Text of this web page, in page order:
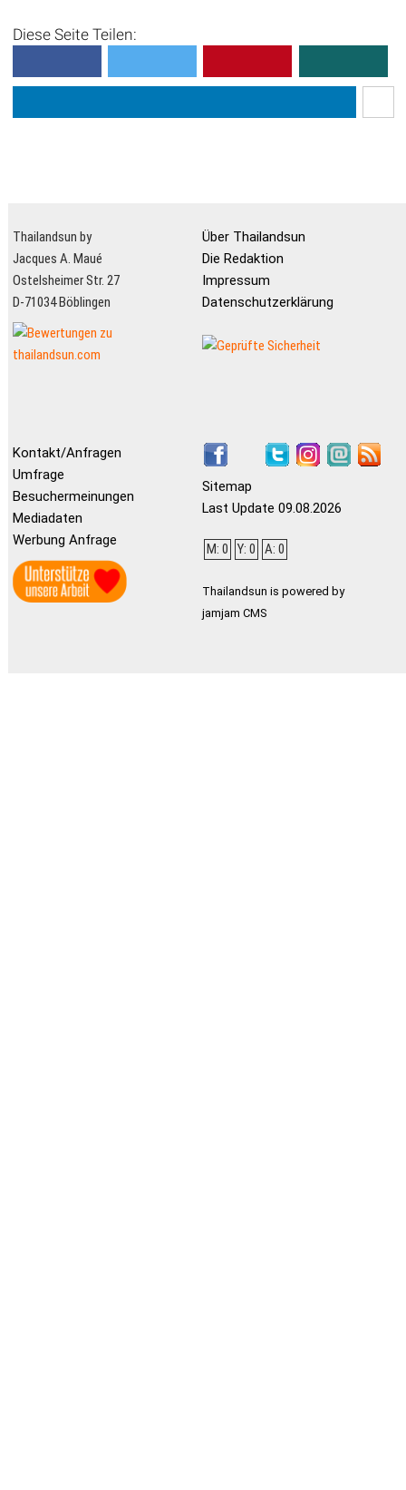
Diese Seite Teilen:
Thailandsun by
Jacques A. Maué
Ostelsheimer Str. 27
D-71034 Böblingen
Über Thailandsun
Die Redaktion
Impressum
Datenschutzerklärung
Kontakt/Anfragen
Umfrage
Besuchermeinungen
Mediadaten
Werbung Anfrage
Sitemap
Last Update 09.08.2026
M: 0 Y: 0 A: 0
Thailandsun is powered by
jamjam CMS